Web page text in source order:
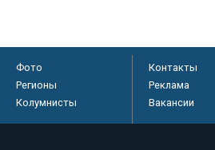
Фото
Регионы
Колумнисты
Контакты
Реклама
Вакансии